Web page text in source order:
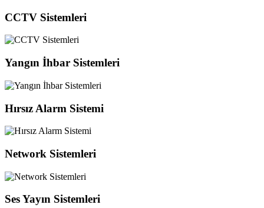
CCTV Sistemleri
Yangın İhbar Sistemleri
Hırsız Alarm Sistemi
Network Sistemleri
Ses Yayın Sistemleri